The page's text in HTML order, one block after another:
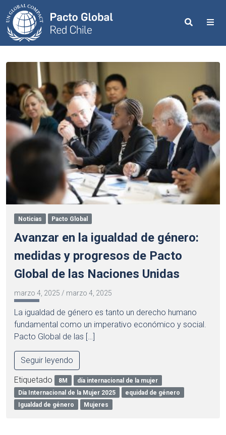
Search
Noticias Pacto Global
Avanzar en la igualdad de género:
medidas y progresos de Pacto
Global de las Naciones Unidas
marzo 4, 2025 / marzo 4, 2025
La igualdad de género es tanto un derecho humano
fundamental como un imperativo económico y social.
Pacto Global de las […]
Seguir leyendo
Etiquetado 8M
día internacional de la mujer
Día Internacional de la Mujer 2025
equidad de género
Igualdad de género
Mujeres